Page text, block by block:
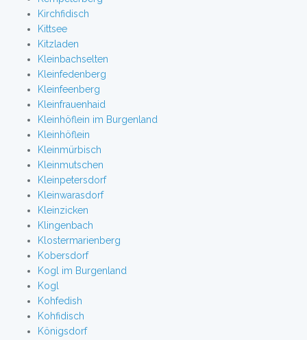
Kirchfidisch
Kittsee
Kitzladen
Kleinbachselten
Kleinfedenberg
Kleinfeenberg
Kleinfrauenhaid
Kleinhöflein im Burgenland
Kleinhöflein
Kleinmürbisch
Kleinmutschen
Kleinpetersdorf
Kleinwarasdorf
Kleinzicken
Klingenbach
Klostermarienberg
Kobersdorf
Kogl im Burgenland
Kogl
Kohfedish
Kohfidisch
Königsdorf